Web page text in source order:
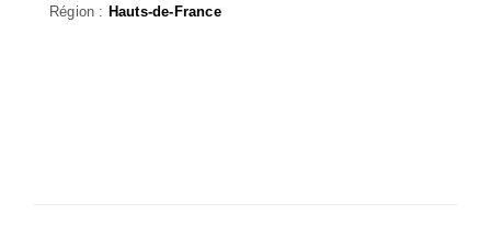
Région : Hauts-de-France